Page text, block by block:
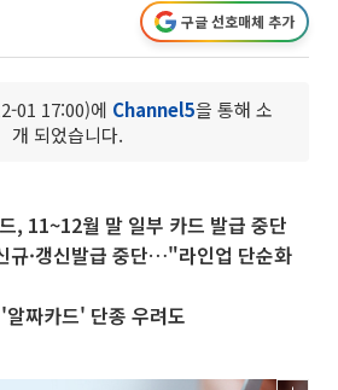
구글 선호매체 추가
01 17:00)에 Channel5을 통해 소
개 되었습니다.
, 11~12월 말 일부 카드 발급 중단
규·갱신발급 중단…"라인업 단순화
짜카드' 단종 우려도